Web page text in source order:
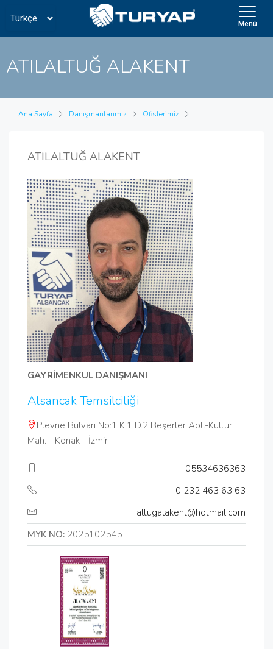
Menü
ATILALTUĞ ALAKENT
Ana Sayfa Danışmanlarımız Ofislerimiz
ATILALTUĞ ALAKENT
GAYRİMENKUL DANIŞMANI
Alsancak Temsilciliği
Plevne Bulvarı No:1 K.1 D.2 Beşerler Apt.-Kültür
Mah. - Konak - İzmir
05534636363
0 232 463 63 63
altugalakent@hotmail.com
MYK NO: 2025102545